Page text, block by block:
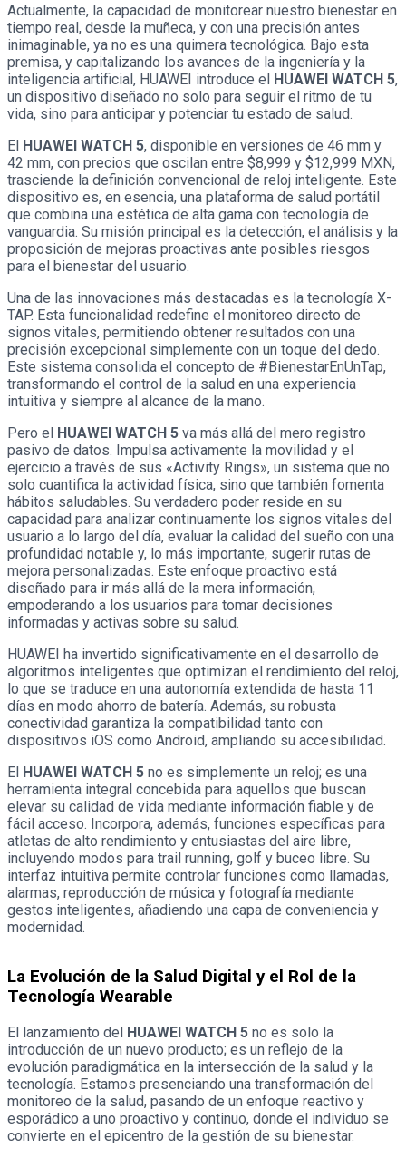
Actualmente, la capacidad de monitorear nuestro bienestar en
tiempo real, desde la muñeca, y con una precisión antes
inimaginable, ya no es una quimera tecnológica. Bajo esta
premisa, y capitalizando los avances de la ingeniería y la
inteligencia artificial, HUAWEI introduce el HUAWEI WATCH 5,
un dispositivo diseñado no solo para seguir el ritmo de tu
vida, sino para anticipar y potenciar tu estado de salud.
El HUAWEI WATCH 5, disponible en versiones de 46 mm y
42 mm, con precios que oscilan entre $8,999 y $12,999 MXN,
trasciende la definición convencional de reloj inteligente. Este
dispositivo es, en esencia, una plataforma de salud portátil
que combina una estética de alta gama con tecnología de
vanguardia. Su misión principal es la detección, el análisis y la
proposición de mejoras proactivas ante posibles riesgos
para el bienestar del usuario.
Una de las innovaciones más destacadas es la tecnología X-
TAP. Esta funcionalidad redefine el monitoreo directo de
signos vitales, permitiendo obtener resultados con una
precisión excepcional simplemente con un toque del dedo.
Este sistema consolida el concepto de #BienestarEnUnTap,
transformando el control de la salud en una experiencia
intuitiva y siempre al alcance de la mano.
Pero el HUAWEI WATCH 5 va más allá del mero registro
pasivo de datos. Impulsa activamente la movilidad y el
ejercicio a través de sus «Activity Rings», un sistema que no
solo cuantifica la actividad física, sino que también fomenta
hábitos saludables. Su verdadero poder reside en su
capacidad para analizar continuamente los signos vitales del
usuario a lo largo del día, evaluar la calidad del sueño con una
profundidad notable y, lo más importante, sugerir rutas de
mejora personalizadas. Este enfoque proactivo está
diseñado para ir más allá de la mera información,
empoderando a los usuarios para tomar decisiones
informadas y activas sobre su salud.
HUAWEI ha invertido significativamente en el desarrollo de
algoritmos inteligentes que optimizan el rendimiento del reloj,
lo que se traduce en una autonomía extendida de hasta 11
días en modo ahorro de batería. Además, su robusta
conectividad garantiza la compatibilidad tanto con
dispositivos iOS como Android, ampliando su accesibilidad.
El HUAWEI WATCH 5 no es simplemente un reloj; es una
herramienta integral concebida para aquellos que buscan
elevar su calidad de vida mediante información fiable y de
fácil acceso. Incorpora, además, funciones específicas para
atletas de alto rendimiento y entusiastas del aire libre,
incluyendo modos para trail running, golf y buceo libre. Su
interfaz intuitiva permite controlar funciones como llamadas,
alarmas, reproducción de música y fotografía mediante
gestos inteligentes, añadiendo una capa de conveniencia y
modernidad.
La Evolución de la Salud Digital y el Rol de la
Tecnología Wearable
El lanzamiento del HUAWEI WATCH 5 no es solo la
introducción de un nuevo producto; es un reflejo de la
evolución paradigmática en la intersección de la salud y la
tecnología. Estamos presenciando una transformación del
monitoreo de la salud, pasando de un enfoque reactivo y
esporádico a uno proactivo y continuo, donde el individuo se
convierte en el epicentro de la gestión de su bienestar.